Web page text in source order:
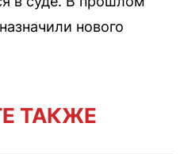
нового
ТАКЖЕ